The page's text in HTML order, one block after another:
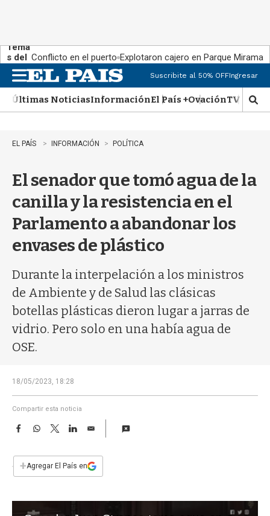
Tema
s del
día:
Conflicto en el puerto Explotaron cajero en Parque Miramar
n
u
Suscribite al 50% OFFIngresar
Últimas NoticiasInformaciónEl País +OvaciónTV Show
M
o
r
b
EL PAÍS INFORMACIÓN POLÍTICA
El senador que tomó agua de la
canilla y la resistencia en el
Parlamento a abandonar los
envases de plástico
Durante la interpelación a los ministros
de Ambiente y de Salud las clásicas
botellas plásticas dieron lugar a jarras de
vidrio. Pero solo en una había agua de
OSE.
18/05/2023, 18:28
Compartir esta noticia
F
e
b
W
s
p
T
w
t
L
E
i
l
+Agregar El País en